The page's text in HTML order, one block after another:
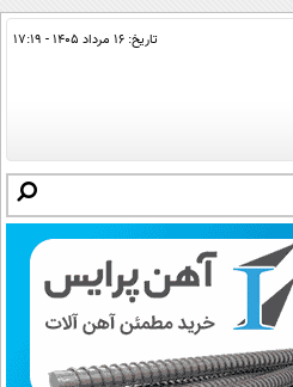
تاریخ: ۱۶ مرداد ۱۴۰۵ - ۱۷:۱۹